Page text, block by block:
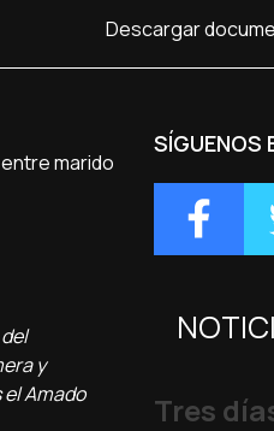
Descargar
marido
y
Amado
SÍGUENOS
Tres